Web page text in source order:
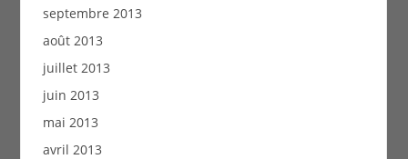
septembre 2013
août 2013
juillet 2013
juin 2013
mai 2013
avril 2013